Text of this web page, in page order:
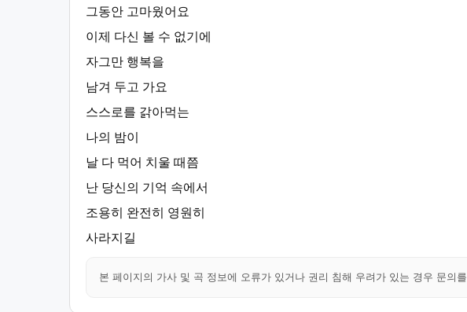
그동안 고마웠어요
이제 다신 볼 수 없기에
자그만 행복을
남겨 두고 가요
스스로를 갉아먹는
나의 밤이
날 다 먹어 치울 때쯤
난 당신의 기억 속에서
조용히 완전히 영원히
사라지길
본 페이지의 가사 및 곡 정보에 오류가 있거나 권리 침해 우려가 있는 경우 문의